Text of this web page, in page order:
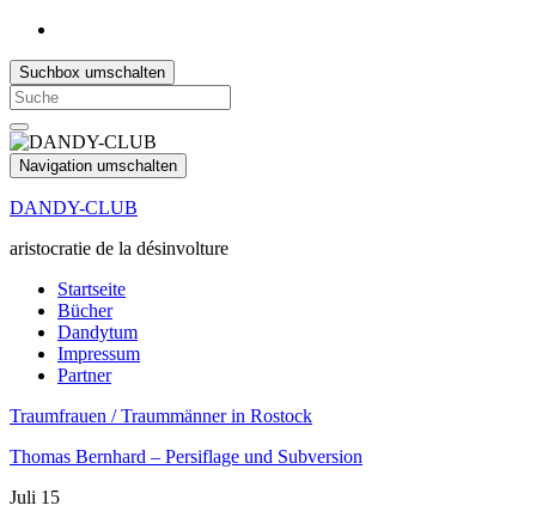
Suchbox umschalten
Search
for:
Navigation umschalten
DANDY-CLUB
aristocratie de la désinvolture
Startseite
Bücher
Dandytum
Impressum
Partner
Traumfrauen / Traummänner in Rostock
Thomas Bernhard – Persiflage und Subversion
Juli 15